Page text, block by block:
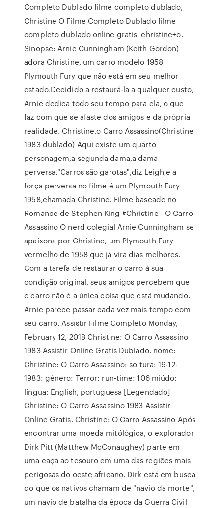
Completo Dublado filme completo dublado,
Christine O Filme Completo Dublado filme
completo dublado online gratis. christine+o.
Sinopse: Arnie Cunningham (Keith Gordon)
adora Christine, um carro modelo 1958
Plymouth Fury que não está em seu melhor
estado.Decidido a restaurá-la a qualquer custo,
Arnie dedica todo seu tempo para ela, o que
faz com que se afaste dos amigos e da própria
realidade. Christine,o Carro Assassino(Christine
1983 dublado) Aqui existe um quarto
personagem,a segunda dama,a dama
perversa."Carros são garotas",diz Leigh,e a
força perversa no filme é um Plymouth Fury
1958,chamada Christine. Filme baseado no
Romance de Stephen King #Christine - O Carro
Assassino O nerd colegial Arnie Cunningham se
apaixona por Christine, um Plymouth Fury
vermelho de 1958 que já vira dias melhores.
Com a tarefa de restaurar o carro à sua
condição original, seus amigos percebem que
o carro não é a única coisa que está mudando.
Arnie parece passar cada vez mais tempo com
seu carro. Assistir Filme Completo Monday,
February 12, 2018 Christine: O Carro Assassino
1983 Assistir Online Gratis Dublado. nome:
Christine: O Carro Assassino: soltura: 19-12-
1983: género: Terror: run-time: 106 miúdo:
língua: English, portuguesa [Legendado]
Christine: O Carro Assassino 1983 Assistir
Online Gratis. Christine: O Carro Assassino Após
encontrar uma moeda mitólógica, o explorador
Dirk Pitt (Matthew McConaughey) parte em
uma caça ao tesouro em uma das regiões mais
perigosas do oeste africano. Dirk está em busca
do que os nativos chamam de "navio da morte",
um navio de batalha da época da Guerra Civil